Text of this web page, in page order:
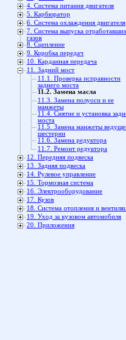
4. Система питания двигателя
5. Карбюратор
6. Система охлаждения двигателя
7. Система выпуска отработавших
газов
8. Сцепление
9. Коробка передач
10. Карданная передача
11. Задний мост
11.1. Проверка исправности
заднего моста
11.2. Замена масла
11.3. Замена полуоси и ее
манжеты
11.4. Снятие и установка
моста
11.5. Замена манжеты
шестерни
11.6. Замена редуктора
11.7. Ремонт редуктора
12. Передняя подвеска
13. Задняя подвеска
14. Рулевое управление
15. Тормозная система
16. Электрооборудование
17. Кузов
18. Система отопления и
19. Уход за кузовом автомобиля
20. Приложения